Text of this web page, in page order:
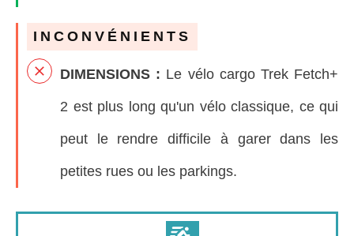
INCONVÉNIENTS
DIMENSIONS : Le vélo cargo Trek Fetch+
2 est plus long qu'un vélo classique, ce qui
peut le rendre difficile à garer dans les
petites rues ou les parkings.